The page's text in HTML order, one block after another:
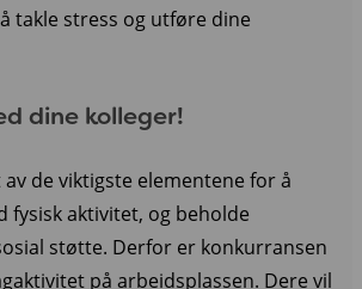
takle stress og utføre dine
dine kolleger!
de viktigste elementene for å
fysisk aktivitet, og beholde
støtte. Derfor er konkurransen
på arbeidsplassen. Dere vil